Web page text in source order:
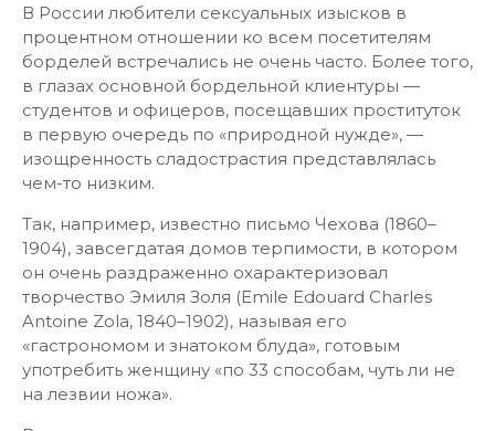
В России любители сексуальных изысков в
процентном отношении ко всем посетителям
борделей встречались не очень часто. Более того,
в глазах основной бордельной клиентуры —
студентов и офицеров, посещавших проституток
в первую очередь по «природной нужде», —
изощренность сладострастия представлялась
чем-то низким.
Так, например, известно письмо Чехова (1860–
1904), завсегдатая домов терпимости, в котором
он очень раздраженно охарактеризовал
творчество Эмиля Золя (Emile Edouard Charles
Antoine Zola, 1840–1902), называя его
«гастрономом и знатоком блуда», готовым
употребить женщину «по 33 способам, чуть ли не
на лезвии ножа».